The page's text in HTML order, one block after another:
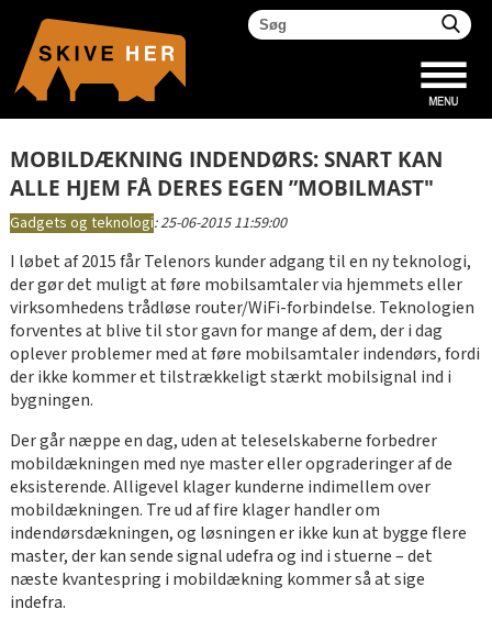
MOBILDÆKNING INDENDØRS: SNART KAN
ALLE HJEM FÅ DERES EGEN ”MOBILMAST"
Gadgets og teknologi:25-06-2015 11:59:00
I løbet af 2015 får Telenors kunder adgang til en ny teknologi,
der gør det muligt at føre mobilsamtaler via hjemmets eller
virksomhedens trådløse router/WiFi-forbindelse. Teknologien
forventes at blive til stor gavn for mange af dem, der i dag
oplever problemer med at føre mobilsamtaler indendørs, fordi
der ikke kommer et tilstrækkeligt stærkt mobilsignal ind i
bygningen.
Der går næppe en dag, uden at teleselskaberne forbedrer
mobildækningen med nye master eller opgraderinger af de
eksisterende. Alligevel klager kunderne indimellem over
mobildækningen. Tre ud af fire klager handler om
indendørsdækningen, og løsningen er ikke kun at bygge flere
master, der kan sende signal udefra og ind i stuerne – det
næste kvantespring i mobildækning kommer så at sige
indefra.